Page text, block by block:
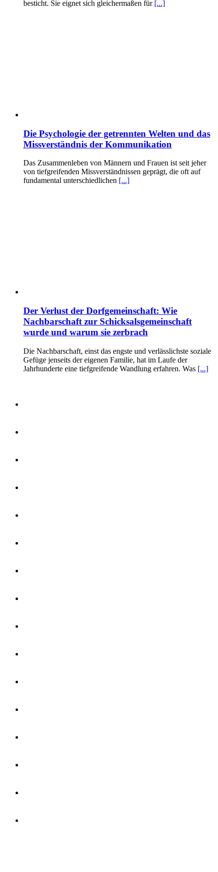
besticht. Sie eignet sich gleichermaßen für [...]
Die Psychologie der getrennten Welten und das
Missverständnis der Kommunikation
Das Zusammenleben von Männern und Frauen ist seit jeher
von tiefgreifenden Missverständnissen geprägt, die oft auf
fundamental unterschiedlichen [...]
Der Verlust der Dorfgemeinschaft: Wie
Nachbarschaft zur Schicksalsgemeinschaft
wurde und warum sie zerbrach
Die Nachbarschaft, einst das engste und verlässlichste soziale
Gefüge jenseits der eigenen Familie, hat im Laufe der
Jahrhunderte eine tiefgreifende Wandlung erfahren. Was [...]